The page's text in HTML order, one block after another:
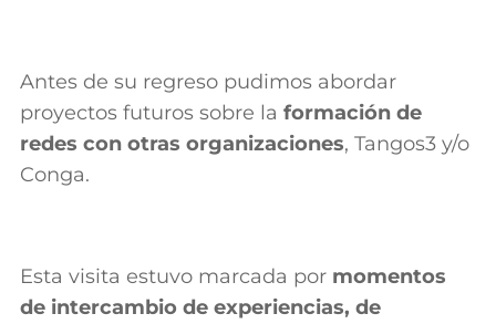
Antes de su regreso pudimos abordar
proyectos futuros sobre la formación de
redes con otras organizaciones, Tangos3 y/o
Conga.
Esta visita estuvo marcada por momentos
de intercambio de experiencias, de